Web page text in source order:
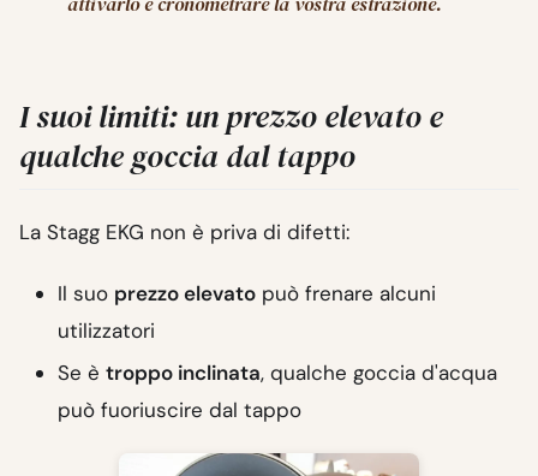
I suoi limiti: un prezzo elevato e
qualche goccia dal tappo
La Stagg EKG non è priva di difetti:
Il suo prezzo elevato può frenare alcuni
utilizzatori
Se è troppo inclinata, qualche goccia d'acqua
può fuoriuscire dal tappo